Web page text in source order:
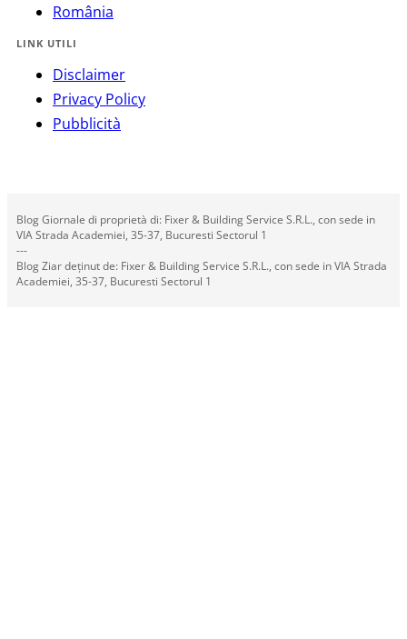
România
LINK UTILI
Disclaimer
Privacy Policy
Pubblicità
Blog Giornale di proprietà di: Fixer & Building Service S.R.L., con sede in
VIA Strada Academiei, 35-37, Bucuresti Sectorul 1
---
Blog Ziar deținut de: Fixer & Building Service S.R.L., con sede in VIA Strada
Academiei, 35-37, Bucuresti Sectorul 1